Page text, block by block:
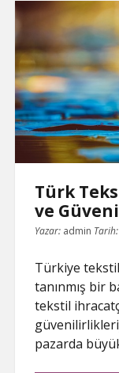
Türk
ve
Yazar: admin
Türkiye tekstil
tanınmış bir
tekstil
pazarda